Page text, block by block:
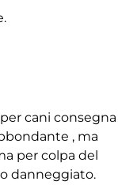
cani consegna
, ma
per colpa del
danneggiato.